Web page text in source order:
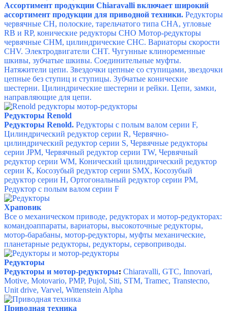
Ассортимент продукции Chiaravalli включает широкий
ассортимент продукции для приводной техники. Редукторы
червячные CH, полоские, тарельчатого типа CHA, угловые
RB и RP, конические редукторы CHO Мотор-редукторы
червячные CHM, цилиндрические CHC. Вариаторы скорости
CHV. Электродвигатели CHT. Чугунные клиноременные
шкивы, зубчатые шкивы. Соединительные муфты.
Натяжители цепи. Звездочки цепные со ступицами, звездочки
цепные без ступиц и ступицы. Зубчатые конические
шестерни. Цилиндрические шестерни и рейки. Цепи, замки,
направляющие для цепи.
Редукторы Renold
Редукторы Renold. Редукторы с полым валом серии F,
Цилиндрический редуктор серии R, Червячно-
цилиндрический редуктор серии S, Червячные редукторы
серии JPM, Червячный редуктор серии TW, Червячный
редуктор серии WM, Конический цилиндрический редуктор
серии К, Косозубый редуктор серии SMX, Косозубый
редуктор серии Н, Ортогональный редуктор серии PM,
Редуктор с полым валом серии F
Храповик
Все о механическом приводе, редукторах и мотор-редукторах:
командоаппараты, вариаторы, высокоточные редукторы,
мотор-барабаны, мотор-редукторы, муфты механические,
планетарные редукторы, редукторы, сервоприводы.
Редукторы
Редукторы и мотор-редукторы: Chiaravalli, GTC, Innovari,
Motive, Motovario, PMP, Pujol, Siti, STM, Tramec, Transtecno,
Unit drive, Varvel, Wittenstein Alpha
Приводная техника